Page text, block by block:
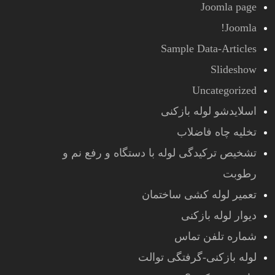
Joomla page
Joomla!
Sample Data-Articles
Slideshow
Uncategorized
اسلایدشو لوله بازکنی
تخلیه چاه فاضلاب
تشخیص ترکیدگی لوله با دستگاه و رفع نم و
رطوبت
تعمیر لوله کشی ساختمان
دیوار لوله بازکنی
شماره تلفن تماس
لوله بازکنی-گرفتگی توالت